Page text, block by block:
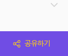
공유하기